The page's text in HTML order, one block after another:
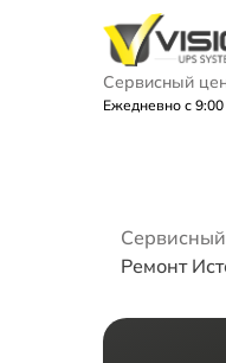
Сервисный
Ежедневно с
Сервисный
Ремонт